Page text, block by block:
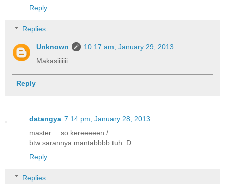
Reply
Replies
Unknown
10:17 am, January 29, 2013
Makasiiiiiii..........
Reply
datangya 7:14 pm, January 28, 2013
master.... so kereeeeen./...
btw sarannya mantabbbb tuh :D
Reply
Replies